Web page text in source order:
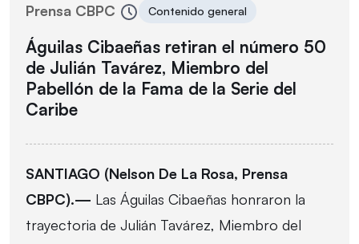
Prensa CBPC Contenido general
Águilas Cibaeñas retiran el número 50
de Julián Tavárez, Miembro del
Pabellón de la Fama de la Serie del
Caribe
SANTIAGO (Nelson De La Rosa, Prensa
CBPC).— Las Águilas Cibaeñas honraron la
trayectoria de Julián Tavárez, Miembro del